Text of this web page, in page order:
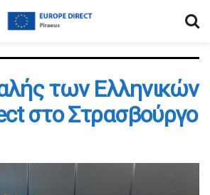
των Ελληνικών
στο Στρασβούργο